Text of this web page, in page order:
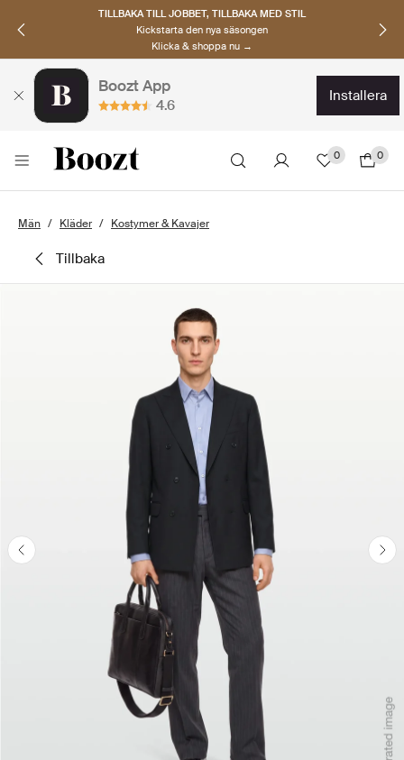
TILLBAKA TILL JOBBET, TILLBAKA MED STIL
Kickstarta den nya säsongen
Klicka & shoppa nu →
Boozt App
4.6
installera
0 0
Män Kläder Kostymer & Kavajer
tillbaka